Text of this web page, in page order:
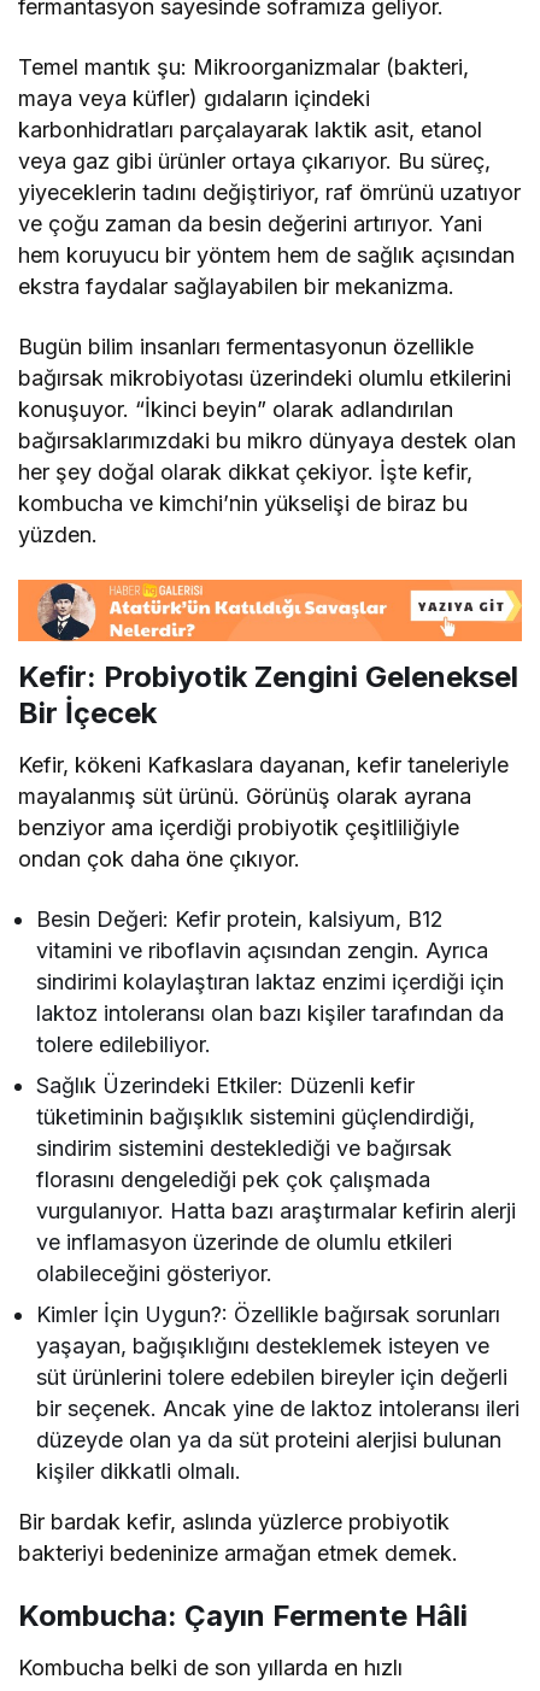
fermantasyon sayesinde soframıza geliyor.
Temel mantık şu: Mikroorganizmalar (bakteri,
maya veya küfler) gıdaların içindeki
karbonhidratları parçalayarak laktik asit, etanol
veya gaz gibi ürünler ortaya çıkarıyor. Bu süreç,
yiyeceklerin tadını değiştiriyor, raf ömrünü uzatıyor
ve çoğu zaman da besin değerini artırıyor. Yani
hem koruyucu bir yöntem hem de sağlık açısından
ekstra faydalar sağlayabilen bir mekanizma.
Bugün bilim insanları fermentasyonun özellikle
bağırsak mikrobiyotası üzerindeki olumlu etkilerini
konuşuyor. “İkinci beyin” olarak adlandırılan
bağırsaklarımızdaki bu mikro dünyaya destek olan
her şey doğal olarak dikkat çekiyor. İşte kefir,
kombucha ve kimchi’nin yükselişi de biraz bu
yüzden.
Kefir: Probiyotik Zengini Geleneksel
Bir İçecek
Kefir, kökeni Kafkaslara dayanan, kefir taneleriyle
mayalanmış süt ürünü. Görünüş olarak ayrana
benziyor ama içerdiği probiyotik çeşitliliğiyle
ondan çok daha öne çıkıyor.
Besin Değeri: Kefir protein, kalsiyum, B12
vitamini ve riboflavin açısından zengin. Ayrıca
sindirimi kolaylaştıran laktaz enzimi içerdiği için
laktoz intoleransı olan bazı kişiler tarafından da
tolere edilebiliyor.
Sağlık Üzerindeki Etkiler: Düzenli kefir
tüketiminin bağışıklık sistemini güçlendirdiği,
sindirim sistemini desteklediği ve bağırsak
florasını dengelediği pek çok çalışmada
vurgulanıyor. Hatta bazı araştırmalar kefirin alerji
ve inflamasyon üzerinde de olumlu etkileri
olabileceğini gösteriyor.
Kimler İçin Uygun?: Özellikle bağırsak sorunları
yaşayan, bağışıklığını desteklemek isteyen ve
süt ürünlerini tolere edebilen bireyler için değerli
bir seçenek. Ancak yine de laktoz intoleransı ileri
düzeyde olan ya da süt proteini alerjisi bulunan
kişiler dikkatli olmalı.
Bir bardak kefir, aslında yüzlerce probiyotik
bakteriyi bedeninize armağan etmek demek.
Kombucha: Çayın Fermente Hâli
Kombucha belki de son yıllarda en hızlı